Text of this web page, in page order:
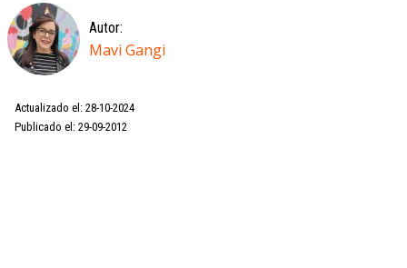
Autor:
Mavi Gangi
Actualizado el: 28-10-2024
Publicado el: 29-09-2012